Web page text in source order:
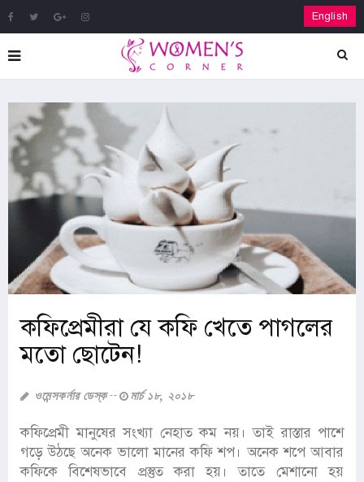
English
কফিপ্রেমীরা যে কফি খেতে পাগলের
মতো ছোটেন!
ওমেন্সকর্নার ডেস্ক মার্চ ১৮, ২০১৮
কফিপ্রেমী মানুষের সংখ্যা নেহাত কম নয়। তাই রাস্তার পাশে
গড়ে উঠছে অনেক ভালো মানের কফি শপ। অনেক শপে আবার
কফিকে বিশেষভাবে প্রস্তুত করা হয়। তাতে মেশানো হয়